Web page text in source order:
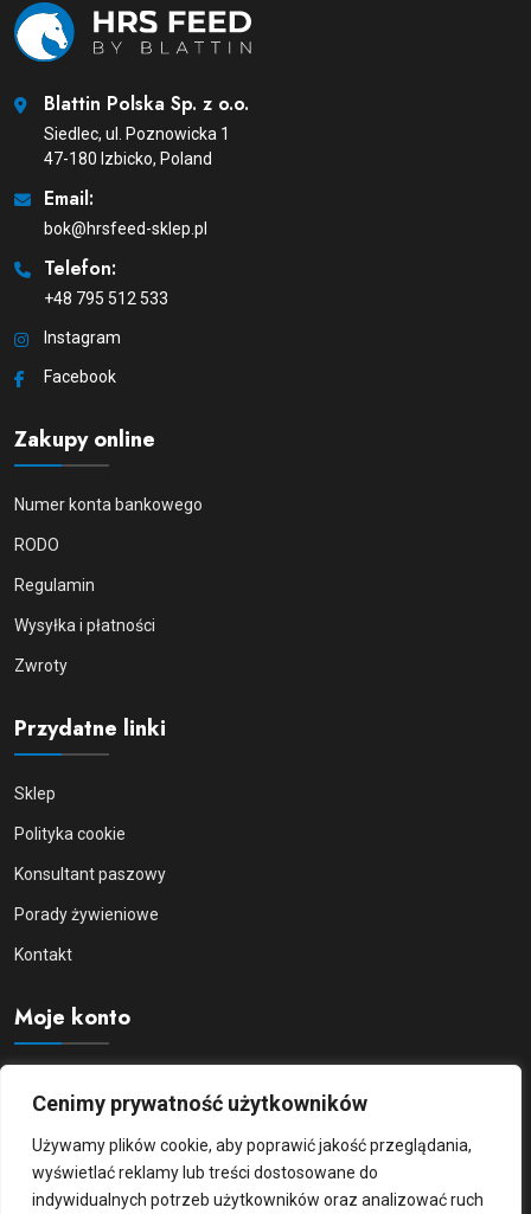
Cenimy prywatność użytkowników
Używamy plików cookie, aby poprawić jakość przeglądania,
wyświetlać reklamy lub treści dostosowane do
indywidualnych potrzeb użytkowników oraz analizować ruch
Blattin Polska Sp. z o.o.
Siedlec, ul. Poznowicka 1
47-180 Izbicko, Poland
Email:
bok@hrsfeed-sklep.pl
Telefon:
+48 795 512 533
Instagram
Facebook
Zakupy online
Numer konta bankowego
RODO
Regulamin
Wysyłka i płatności
Zwroty
Przydatne linki
Sklep
Polityka cookie
Konsultant paszowy
Porady żywieniowe
Kontakt
Moje konto
Zamówienia
Szczegóły konta